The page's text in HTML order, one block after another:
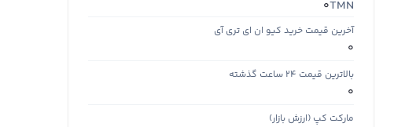
TMN
0
آخرین قیمت خرید کیو ان ای تری آی
0
بالاترین قیمت ۲۴ ساعت گذشته
0
مارکت کپ (ارزش بازار)